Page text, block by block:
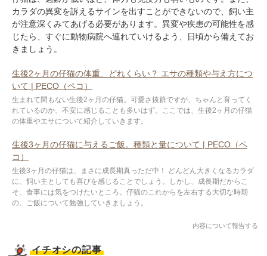
カラダの異変を訴えるサインを出すことができないので、飼い主
が注意深くみてあげる必要があります。異変や疾患の可能性を感
じたら、すぐに動物病院へ連れていけるよう、日頃から備えてお
きましょう。
生後2ヶ月の仔猫の体重、どれくらい？ エサの種類や与え方につ
いて | PECO（ペコ）
生まれて間もない生後2ヶ月の仔猫。可愛さ抜群ですが、ちゃんと育ってく
れているのか、不安に感じることも多いはず。ここでは、生後2ヶ月の仔猫
の体重やエサについて紹介していきます。
生後3ヶ月の仔猫に与えるご飯。種類と量について | PECO（ペ
コ）
生後3ヶ月の仔猫は、まさに成長期真っただ中！ どんどん大きくなるカラダ
に、飼い主としても喜びを感じることでしょう。しかし、成長期だからこ
そ、食事には気をつけたいところ。仔猫のこれからを左右する大切な時期
の、ご飯について勉強していきましょう。
内容について報告する
イチオシの記事